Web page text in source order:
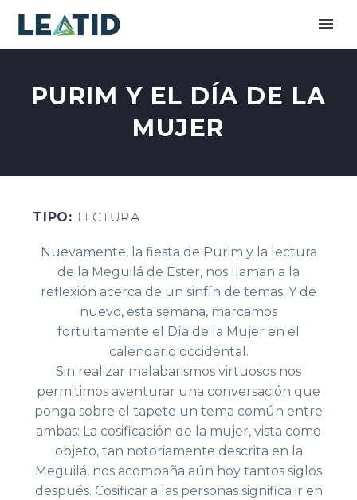
PURIM Y EL DÍA DE LA
MUJER
TIPO: LECTURA
Nuevamente, la fiesta de Purim y la lectura
de la Meguilá de Ester, nos llaman a la
reflexión acerca de un sinfín de temas. Y de
nuevo, esta semana, marcamos
fortuitamente el Día de la Mujer en el
calendario occidental.
Sin realizar malabarismos virtuosos nos
permitimos aventurar una conversación que
ponga sobre el tapete un tema común entre
ambas: La cosificación de la mujer, vista como
objeto, tan notoriamente descrita en la
Meguilá, nos acompaña aún hoy tantos siglos
después. Cosificar a las personas significa ir en